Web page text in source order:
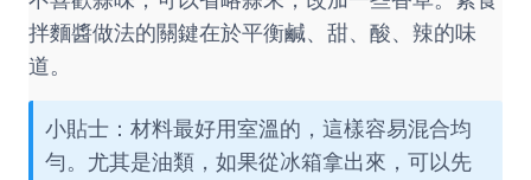
拌麵醬做法的關鍵在於平衡鹹、甜、酸、辣的味
道。
小貼士：材料最好用室溫的，這樣容易混合均
勻。尤其是油類，如果從冰箱拿出來，可以先